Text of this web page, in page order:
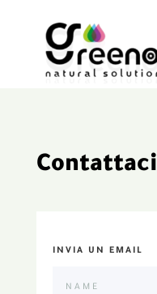
Contattaci
INVIA UN EMAIL